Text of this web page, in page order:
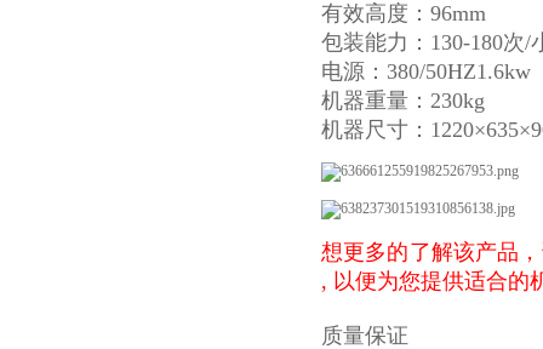
有效高度：96mm
包装能力：130-180次/
电源：380/50HZ1.6kw
机器重量：230kg
机器尺寸：
想更多的了解该产品
, 以便为您提供适合的
质量保证